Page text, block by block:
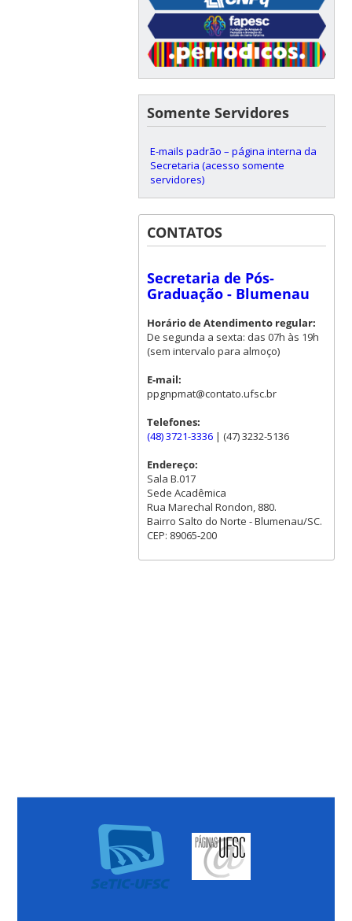
Somente Servidores
E-mails padrão – página interna da
Secretaria (acesso somente
servidores)
CONTATOS
Secretaria de Pós-
Graduação - Blumenau
Horário de Atendimento regular:
De segunda a sexta: das 07h às 19h
(sem intervalo para almoço)
E-mail:
ppgnpmat@contato.ufsc.br
Telefones:
(48) 3721-3336| (47) 3232-5136
Endereço:
Sala B.017
Sede Acadêmica
Rua Marechal Rondon, 880.
Bairro Salto do Norte - Blumenau/SC.
CEP: 89065-200